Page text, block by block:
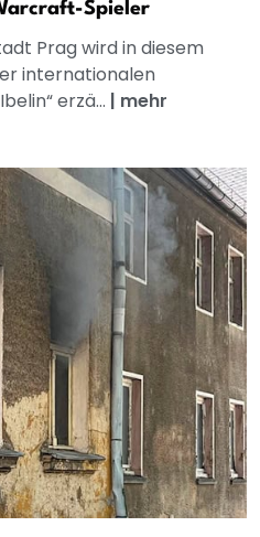
Spieler
Prag wird in diesem
internationalen
erzä... | mehr